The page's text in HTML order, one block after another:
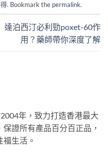
. Bookmark the permalink.
達泊西汀必利勁poxet-60作
用？藥師帶你深度了解
年，致力打造香港最大
證所有產品百分百正品，
生活。